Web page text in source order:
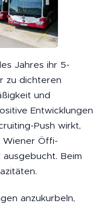
Jahres ihr 5-
zu dichteren
und
Entwicklungen
Push wirkt,
Wiener Öffi-
Beim
anzukurbeln,